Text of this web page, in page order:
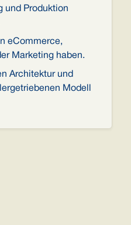
und Produktion
eCommerce,
Marketing haben.
Architektur und
Modell